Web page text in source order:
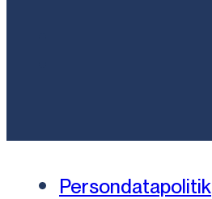
Persondatapolitik